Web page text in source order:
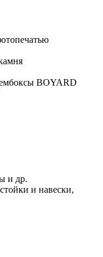
BOYARD
и др.
и навески,